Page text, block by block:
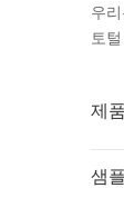
우
토
제
샘